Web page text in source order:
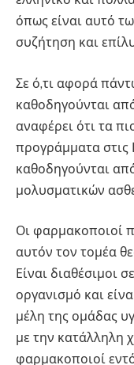
όπως είναι αυτό
συζήτηση και
Σε ό,τι αφορά
καθοδηγούνται
αναφέρει ότι τα
προγράμματα στις
καθοδηγούνται
μολυσματικών
Οι φαρμακοποιοί
αυτόν τον τομέα
Είναι διαθέσιμοι
οργανισμό και
μέλη της ομάδας
με την κατάλληλη
φαρμακοποιοί